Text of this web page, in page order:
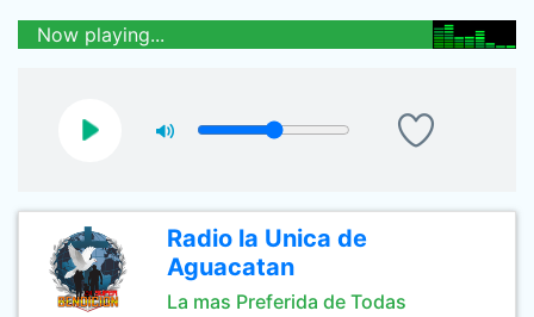
Now playing...
Radio la Unica de
Aguacatan
La mas Preferida de Todas